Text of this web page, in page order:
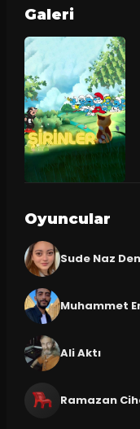
Galeri
Oyuncular
Sude Naz
Muhammet
Ali Aktı
Ramazan